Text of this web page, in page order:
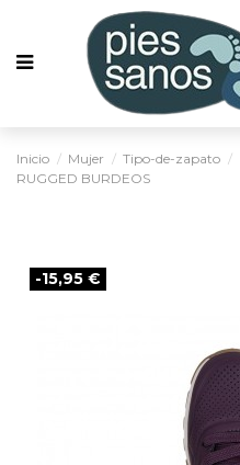
Inicio Mujer Tipo-de-zapato
RUGGED BURDEOS
-15,95 €